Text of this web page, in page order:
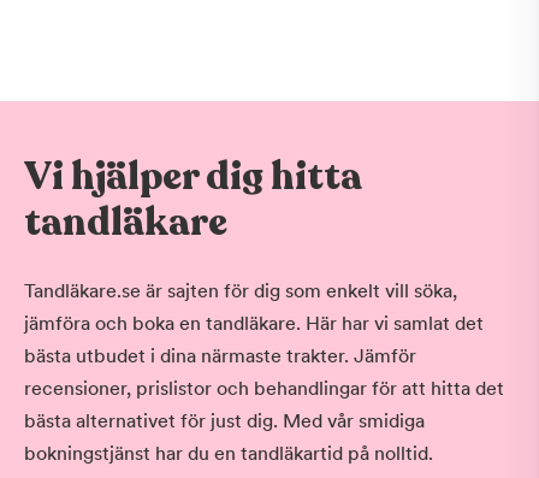
Vi hjälper dig hitta
tandläkare
Tandläkare.se är sajten för dig som enkelt vill söka,
jämföra och boka en tandläkare. Här har vi samlat det
bästa utbudet i dina närmaste trakter. Jämför
recensioner, prislistor och behandlingar för att hitta det
bästa alternativet för just dig. Med vår smidiga
bokningstjänst har du en tandläkartid på nolltid.